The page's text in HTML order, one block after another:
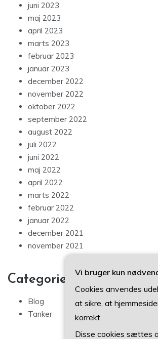
juni 2023
maj 2023
april 2023
marts 2023
februar 2023
januar 2023
december 2022
november 2022
oktober 2022
september 2022
august 2022
juli 2022
juni 2022
maj 2022
april 2022
marts 2022
februar 2022
januar 2022
december 2021
november 2021
Categories
Blog
Tanker
Vi bruger kun
Cookies anvendes
at sikre, at
korrekt.
Disse cookies sættes